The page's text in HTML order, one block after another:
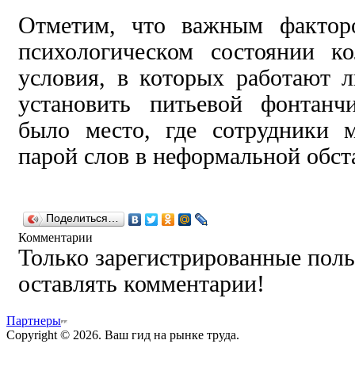
Отметим, что важным
психологическом состоянии
условия, в которых
установить питьевой
было место, где сотрудники
парой слов в неформальной
Поделиться…
Комментарии
Только зарегистрированные
оставлять комментарии!
Партнеры
Copyright © 2026. Ваш гид на рынке труда.